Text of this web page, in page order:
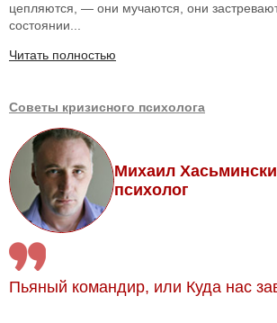
цепляются, — они мучаются, они
состоянии...
Читать полностью
Советы кризисного психолога
Михаил
психолог
Пьяный командир, или Куда нас